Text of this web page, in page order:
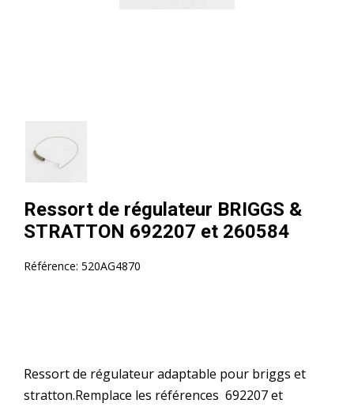
Ressort de régulateur BRIGGS &
STRATTON 692207 et 260584
Référence: 520AG4870
Ressort de régulateur adaptable pour briggs et
stratton.Remplace les références 692207 et